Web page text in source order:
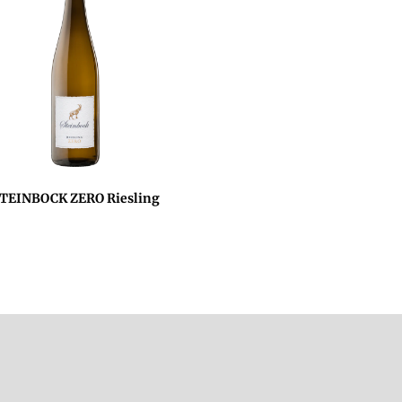
ZERO Riesling